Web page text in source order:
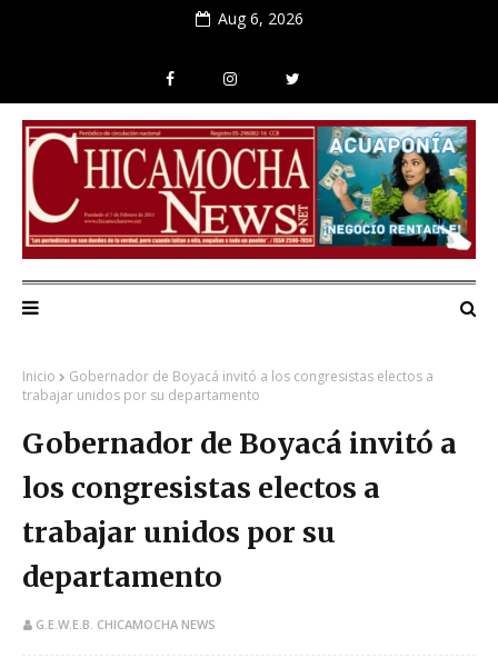
Aug 6, 2026
Inicio
Gobernador de Boyacá invitó a los congresistas electos a
trabajar unidos por su departamento
Gobernador de Boyacá invitó a
los congresistas electos a
trabajar unidos por su
departamento
G.E.W.E.B. CHICAMOCHA NEWS